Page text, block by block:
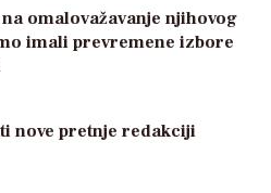
omalovažavanje njihovog
imali prevremene izbore
nove pretnje redakciji